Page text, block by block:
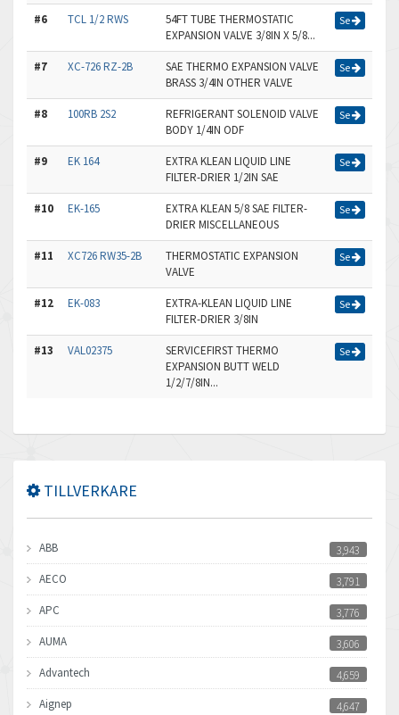
#6 TCL 1/2 RWS
54FT TUBE THERMOSTATIC
EXPANSION VALVE 3/8IN X 5/8...
Se
#7 XC-726 RZ-2B
SAE THERMO EXPANSION VALVE
BRASS 3/4IN OTHER VALVE
Se
#8 100RB 2S2
REFRIGERANT SOLENOID VALVE
BODY 1/4IN ODF
Se
#9 EK 164
EXTRA KLEAN LIQUID LINE
FILTER-DRIER 1/2IN SAE
Se
#10 EK-165
EXTRA KLEAN 5/8 SAE FILTER-
DRIER MISCELLANEOUS
Se
#11 XC726 RW35-2B
THERMOSTATIC EXPANSION
VALVE
Se
#12 EK-083
EXTRA-KLEAN LIQUID LINE
FILTER-DRIER 3/8IN
Se
#13 VAL02375
SERVICEFIRST THERMO
EXPANSION BUTT WELD
1/2/7/8IN...
Se
TILLVERKARE
ABB
3,943
AECO
3,791
APC
3,776
AUMA
3,606
Advantech
4,659
Aignep
4,647